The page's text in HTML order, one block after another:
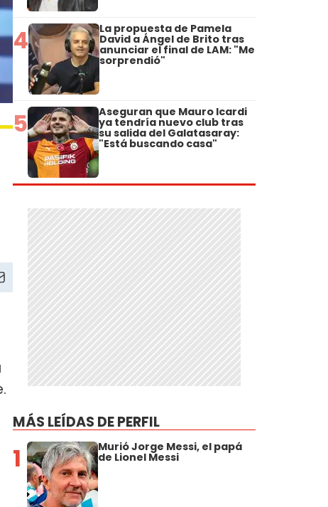
4 La propuesta de Pamela
David a Ángel de Brito tras
anunciar el final de LAM: "Me
sorprendió"
5 Aseguran que Mauro Icardi
ya tendría nuevo club tras
su salida del Galatasaray:
"Está buscando casa"
MÁS LEÍDAS DE PERFIL
1 Murió Jorge Messi, el papá
de Lionel Messi